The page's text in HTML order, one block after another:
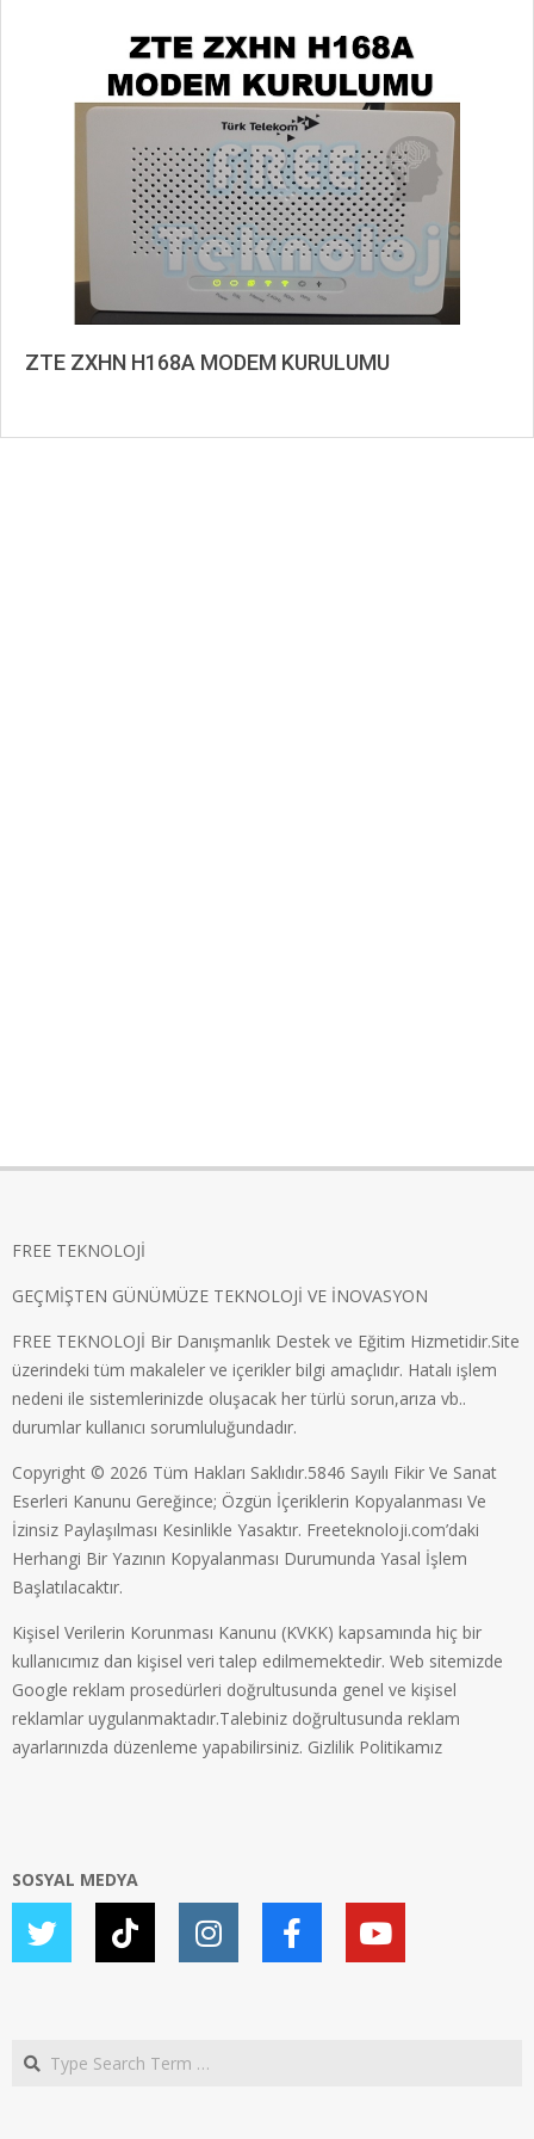
ZTE ZXHN H168A MODEM KURULUMU
FREE TEKNOLOJİ
GEÇMİŞTEN GÜNÜMÜZE TEKNOLOJİ VE İNOVASYON
FREE TEKNOLOJİ Bir Danışmanlık Destek ve Eğitim Hizmetidir.Site
üzerindeki tüm makaleler ve içerikler bilgi amaçlıdır. Hatalı işlem
nedeni ile sistemlerinizde oluşacak her türlü sorun,arıza vb..
durumlar kullanıcı sorumluluğundadır.
Copyright © 2026 Tüm Hakları Saklıdır.5846 Sayılı Fikir Ve Sanat
Eserleri Kanunu Gereğince; Özgün İçeriklerin Kopyalanması Ve
İzinsiz Paylaşılması Kesinlikle Yasaktır. Freeteknoloji.com’daki
Herhangi Bir Yazının Kopyalanması Durumunda Yasal İşlem
Başlatılacaktır.
Kişisel Verilerin Korunması Kanunu (KVKK) kapsamında hiç bir
kullanıcımız dan kişisel veri talep edilmemektedir. Web sitemizde
Google reklam prosedürleri doğrultusunda genel ve kişisel
reklamlar uygulanmaktadır.Talebiniz doğrultusunda reklam
ayarlarınızda düzenleme yapabilirsiniz. Gizlilik Politikamız
SOSYAL MEDYA
Search